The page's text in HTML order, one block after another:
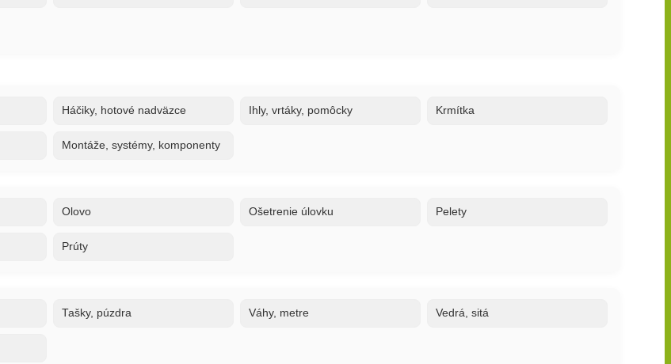
Háčiky, hotové nadväzce Ihly, vrtáky, pomôcky Krmítka
Montáže, systémy, komponenty
Olovo Ošetrenie úlovku Pelety
Prúty
Tašky, púzdra Váhy, metre Vedrá, sitá